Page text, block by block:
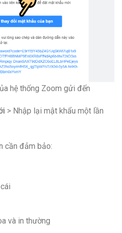
Zoom gửi đến
> Nhập lại mật khẩu một lần
cần đảm bảo:
và in thường